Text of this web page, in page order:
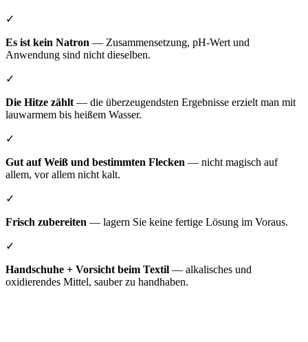
✓
Es ist kein Natron — Zusammensetzung, pH-Wert und
Anwendung sind nicht dieselben.
✓
Die Hitze zählt — die überzeugendsten Ergebnisse erzielt man mit
lauwarmem bis heißem Wasser.
✓
Gut auf Weiß und bestimmten Flecken — nicht magisch auf
allem, vor allem nicht kalt.
✓
Frisch zubereiten — lagern Sie keine fertige Lösung im Voraus.
✓
Handschuhe + Vorsicht beim Textil — alkalisches und
oxidierendes Mittel, sauber zu handhaben.